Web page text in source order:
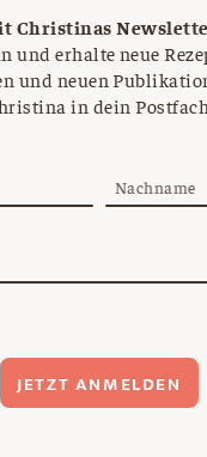
Christinas
und erhalte neue
und neuen
in dein
Nachname
JETZT ANMELDEN